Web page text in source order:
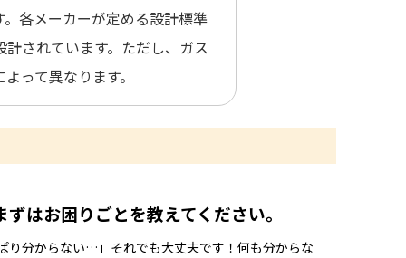
各メーカーが定める設計標準
されています。ただし、ガス
って異なります。
ずはお困りごとを教えてください。
り分からない…」それでも大丈夫です！何も分からな